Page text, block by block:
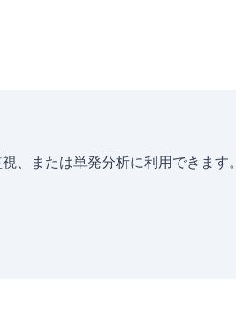
、または単発分析に利用できます。